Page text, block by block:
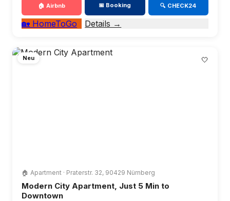
🏠 Airbnb 📅 Booking 🔍 CHECK24
🏡 HomeToGo Details →
Neu 🤍
🏠 Apartment · Praterstr. 32, 90429 Nürnberg
Modern City Apartment, Just 5 Min to
Downtown